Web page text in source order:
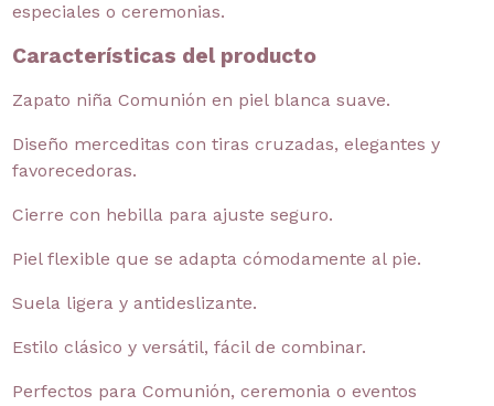
especiales o ceremonias.
Características del producto
Zapato niña Comunión en piel blanca suave.
Diseño merceditas con tiras cruzadas, elegantes y
favorecedoras.
Cierre con hebilla para ajuste seguro.
Piel flexible que se adapta cómodamente al pie.
Suela ligera y antideslizante.
Estilo clásico y versátil, fácil de combinar.
Perfectos para Comunión, ceremonia o eventos